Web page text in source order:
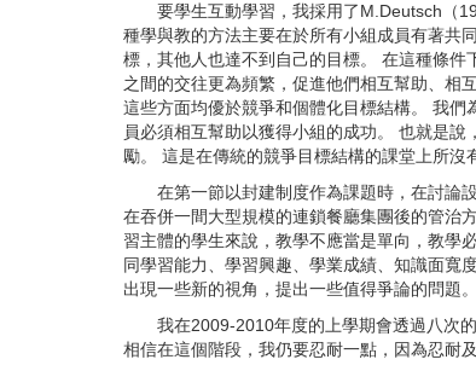
要學生互動學習，我採用了M.Deutsch（
種學與教的方法主要在於所有小組成員有著共
標，其他人也達不到自己的目標。 在這種條
之間的交往更為頻繁，促進他們相互幫助、相
這些方面均優於競爭和個體化目標結構。 我
員必須相互幫助以獲得小組的成功。 也就是
勵。 這是在傳統的競爭目標結構的課堂上所沒
在第一節以封建制度作為課題時，在討論設
在吞併一間大型規模的連鎖餐廳集團後的管治
習主體的學生來說，教學不應當是單向，教學
同學習能力、學習興趣、學業成績、知識面寬
出現一些新的視角，提出一些值得爭論的問題
我在2009-2010年度的上學期會透過八次的
相信在這個階段，我仍要忍耐一點，因為忍耐